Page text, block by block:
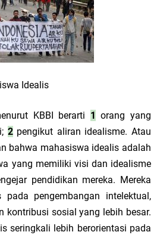
Idealis
KBBI berarti 1 orang yang
2pengikut aliran idealisme. Atau
bahwa mahasiswa idealis adalah
yang memiliki visi dan idealisme
pendidikan mereka. Mereka
pada pengembangan intelektual,
kontribusi sosial yang lebih besar.
seringkali lebih berorientasi pada